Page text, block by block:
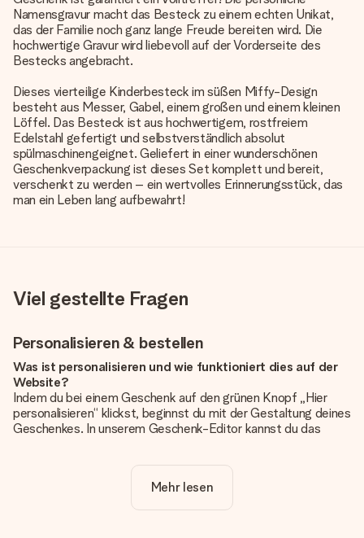
Namensgravur macht das Besteck zu einem echten Unikat,
das der Familie noch ganz lange Freude bereiten wird. Die
hochwertige Gravur wird liebevoll auf der Vorderseite des
Bestecks angebracht.
Dieses vierteilige Kinderbesteck im süßen Miffy-Design
besteht aus Messer, Gabel, einem großen und einem kleinen
Löffel. Das Besteck ist aus hochwertigem, rostfreiem
Edelstahl gefertigt und selbstverständlich absolut
spülmaschinengeignet. Geliefert in einer wunderschönen
Geschenkverpackung ist dieses Set komplett und bereit,
verschenkt zu werden – ein wertvolles Erinnerungsstück, das
man ein Leben lang aufbewahrt!
Viel gestellte Fragen
Personalisieren & bestellen
Was ist personalisieren und wie funktioniert dies auf der
Website?
Indem du bei einem Geschenk auf den grünen Knopf „Hier
personalisieren“ klickst, beginnst du mit der Gestaltung deines
Geschenkes. In unserem Geschenk-Editor kannst du das
noch eines unserer angebotenen Designs, um deinem
Geschenk die perfekte Ausstrahlung zu verleihen.
Mehr lesen